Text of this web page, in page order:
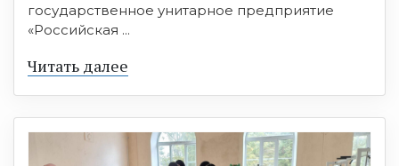
государственное унитарное предприятие
«Российская ...
Читать далее